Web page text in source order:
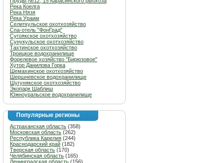
Река Коелга
Река Нязя
Река Ураим
Селиткульское охотхозяйство
Спа-отель "ФонГрад"
Сугоякское охотхозяйство
Сунукульское охотхозяйство
Тахтинское охотхозяйство
Троицкое водохранилище
Форелевое хозяйство "Бирюзовое"
Хутор Данилова Горка
Шемахинское охотхозяйство
Шершневское водохранилище
Шугунякское охотхозяйство
Экопарк Шаблиш
Южноуральское водохранилище
Популярные регионы
Астраханская область (358)
Московская область (262)
Республика Карелия (244)
Краснодарский край (182)
Тверская область (170)
Челябинская область (165)
Ленинградская область (156)